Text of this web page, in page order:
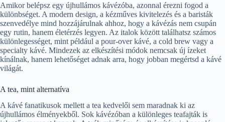
Amikor belépsz egy újhullámos kávézóba, azonnal érezni fogod a
különbséget. A modern design, a kézműves kivitelezés és a baristák
szenvedélye mind hozzájárulnak ahhoz, hogy a kávézás nem csupán
egy rutin, hanem életérzés legyen. Az italok között találhatsz számos
különlegességet, mint például a pour-over kávé, a cold brew vagy a
specialty kávé. Mindezek az elkészítési módok nemcsak új ízeket
kínálnak, hanem lehetőséget adnak arra, hogy jobban megértsd a kávé
világát.
A tea, mint alternatíva
A kávé fanatikusok mellett a tea kedvelői sem maradnak ki az
újhullámos élményekből. Sok kávézóban a különleges teafajták is